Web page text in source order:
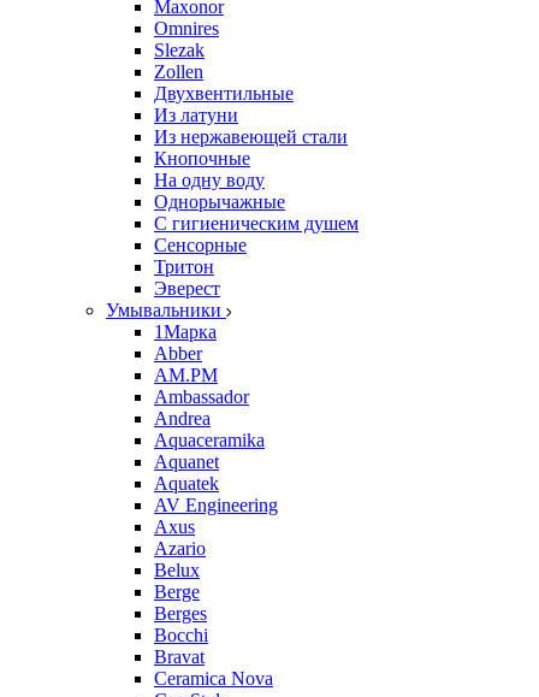
Maxonor
Omnires
Slezak
Zollen
Двухвентильные
Из латуни
Из нержавеющей стали
Кнопочные
На одну воду
Однорычажные
С гигиеническим душем
Сенсорные
Тритон
Эверест
Умывальники
1Марка
Abber
AM.PM
Ambassador
Andrea
Aquaceramika
Aquanet
Aquatek
AV Engineering
Axus
Azario
Belux
Berge
Berges
Bocchi
Bravat
Ceramica Nova